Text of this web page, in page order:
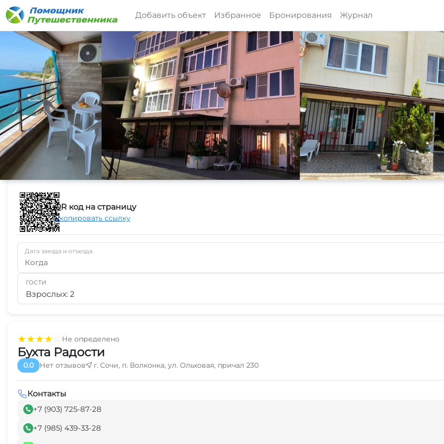
Добавить объект Избранное Бронирования Журнал
★★★★☆Не определено
Бухта Радости
0.0 Нет отзывов г. Сочи, п. Волконка, ул. Ольховая, причал 230
Контакты
+7 (903) 725-87-28
+7 (985) 439-33-28
QR код на страницу
Скопировать ссылку
Дата заезда и отъезда
Когда
ГОСТИ
Взрослых: 2